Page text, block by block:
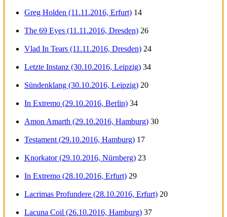
Greg Holden (11.11.2016, Erfurt) 14
The 69 Eyes (11.11.2016, Dresden) 26
Vlad In Tears (11.11.2016, Dresden) 24
Letzte Instanz (30.10.2016, Leipzig) 34
Sündenklang (30.10.2016, Leipzig) 20
In Extremo (29.10.2016, Berlin) 34
Amon Amarth (29.10.2016, Hamburg) 30
Testament (29.10.2016, Hamburg) 17
Knorkator (29.10.2016, Nürnberg) 23
In Extremo (28.10.2016, Erfurt) 29
Lacrimas Profundere (28.10.2016, Erfurt) 20
Lacuna Coil (26.10.2016, Hamburg) 37